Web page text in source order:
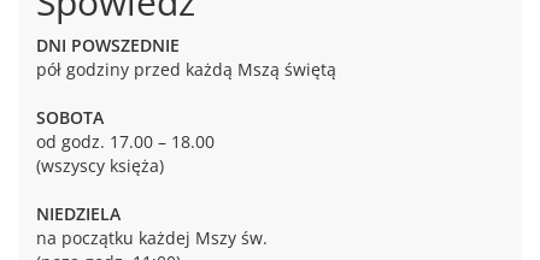
DNI POWSZEDNIE
pół godziny przed każdą Mszą świętą
SOBOTA
od godz. 17.00 – 18.00
(wszyscy księża)
NIEDZIELA
na początku każdej Mszy św.